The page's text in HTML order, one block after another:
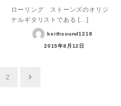
ローリング ストーンズのオリジ
ナルギタリストである […]
keithsound1218
2015年8月12日
2